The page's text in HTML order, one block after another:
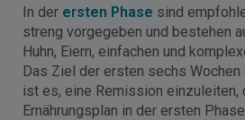
In der ersten Phase sind
streng vorgegeben und bestehen
Huhn, Eiern, einfachen und
Das Ziel der ersten sechs
ist es, eine Remission einzuleiten,
Ernährungsplan in der ersten